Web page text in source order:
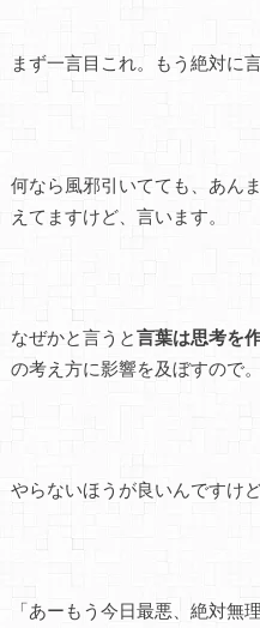
まず一言目これ。もう絶対に
何なら風邪引いてても、あん
えてますけど、言います。
なぜかと言うと言葉は思考を
の考え方に影響を及ぼすので。
やらないほうが良いんですけ
「あーもう今日最悪、絶対無